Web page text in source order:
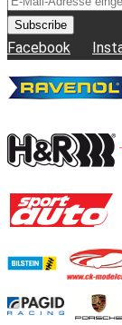
Subscribe
Facebook